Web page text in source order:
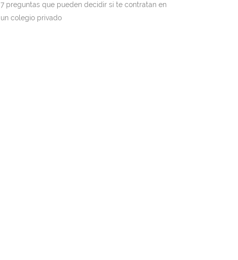
7 preguntas que pueden decidir si te contratan en
un colegio privado